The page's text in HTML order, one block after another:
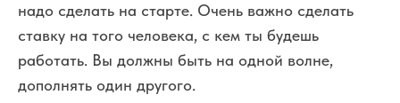
надо сделать на старте. Очень важно сделать
ставку на того человека, с кем ты будешь
работать. Вы должны быть на одной волне,
дополнять один другого.